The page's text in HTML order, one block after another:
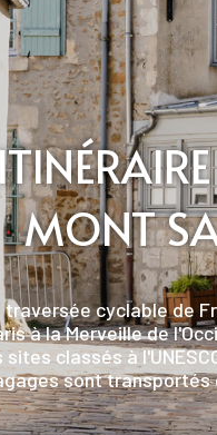
MONT
cyclable de
à la Merveille de
classés à
sont transportés